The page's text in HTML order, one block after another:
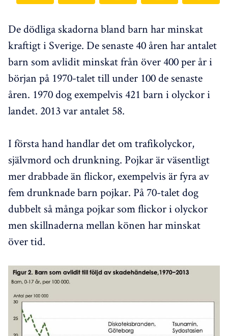
De dödliga skadorna bland barn har minskat
kraftigt i Sverige. De senaste 40 åren har antalet
barn som avlidit minskat från över 400 per år i
början på 1970-talet till under 100 de senaste
åren. 1970 dog exempelvis 421 barn i olyckor i
landet. 2013 var antalet 58.
I första hand handlar det om trafikolyckor,
självmord och drunkning. Pojkar är väsentligt
mer drabbade än flickor, exempelvis är fyra av
fem drunknade barn pojkar. På 70-talet dog
dubbelt så många pojkar som flickor i olyckor
men skillnaderna mellan könen har minskat
över tid.